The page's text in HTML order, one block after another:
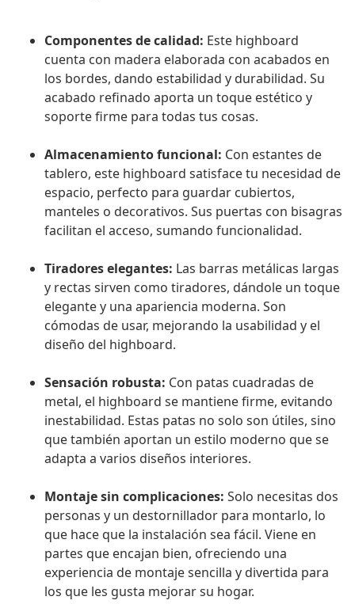
Componentes de calidad: Este highboard
cuenta con madera elaborada con acabados en
los bordes, dando estabilidad y durabilidad. Su
acabado refinado aporta un toque estético y
soporte firme para todas tus cosas.
Almacenamiento funcional: Con estantes de
tablero, este highboard satisface tu necesidad de
espacio, perfecto para guardar cubiertos,
manteles o decorativos. Sus puertas con bisagras
facilitan el acceso, sumando funcionalidad.
Tiradores elegantes: Las barras metálicas largas
y rectas sirven como tiradores, dándole un toque
elegante y una apariencia moderna. Son
cómodas de usar, mejorando la usabilidad y el
diseño del highboard.
Sensación robusta: Con patas cuadradas de
metal, el highboard se mantiene firme, evitando
inestabilidad. Estas patas no solo son útiles, sino
que también aportan un estilo moderno que se
adapta a varios diseños interiores.
Montaje sin complicaciones: Solo necesitas dos
personas y un destornillador para montarlo, lo
que hace que la instalación sea fácil. Viene en
partes que encajan bien, ofreciendo una
experiencia de montaje sencilla y divertida para
los que les gusta mejorar su hogar.